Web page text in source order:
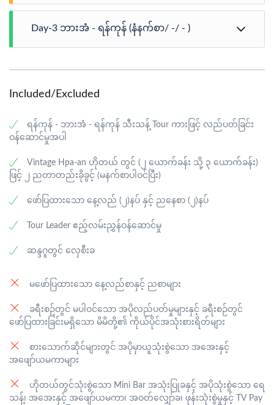
သည့်နောက် နံနက် (၀၇:၃၀) အချိန်တွင် ဒုတိယမြောက်နေ့
OWAY မှ စီစဉ်ထားသော ဒေသစားသောက်ဆိုင်တွင် အရသာ
ကို လှပသော နေဝင်ချိန်ဖြင့် ပျော်ရွှင်စွာ ကုန်ဆုံးပြီး
နောက်တွင် ဟိုတယ်သို့ပြန်ကာအေးချမ်းစွာ အိပ်စက်အနားယူ
ပါမည်။
၇။ နောင်ခရိုင်ဂူ
ဒုတိယနေ့ခရီးစဉ်ကို နောင်ခရိုင်ဂူဖြင့် စတင်ပါမည်။ နောင်
ခရိုင်ဂူ ကို မနက်ပိုင်းသွားလည်ခြင်းဖြင့် လူလည်းရှင်းပြီး ရေ
လည်းကြည်နေလို့ ဓါတ်ဖမ်းဖို့ ကောင်းဆုံးအချိန်ဖြစ်ပါသည်။
ဂူထဲတွင် ယခုလို မိုးတွင်းဆိုရင် ရေတွေပြည့်ပြီး အရမ်းလှလို့
နေပြီး ဘားအံကတော့ မိုးများလေပိုလှလာလေဖြစ်ပါသည်။
၈။ လုံမ္မနီဥယျာဉ် (ဇွဲကပင်တောင်ခြေ)
ဇွဲကပင်တောင်ခြေရှိ လုံမ္မနီဥယျာဉ်တွင် ဘုရားဖူး ဓါတ်ပုံရိုက်
နိုင်ပါသေးသည်။
၉။ ထွန့်ပတိုင်ရေကန်
Day-3 ဘားအံ - ရန်ကုန် (နံနက်စာ/ -/ - )
ပြုလုပ်ပြီး နံနက် ၁၀:၀၀ အချိန်တွင် ဟိုတယ်မှ စတင် ထွက်
နှင့် ရွှေယျဉ်မျှော်ဘုရား တို့ကို လည်ပတ်ပြီး ရန်ကုန်သို့ခရီး
(ဒေသစားသောက်ဆိုင်တွင်မိမိအစီစဉ်ဖြင့်) သုံးဆောင်ကြပါ
မည်။ အိမ််အပြန်လက်ဆောင် ဒေသထွက်အသီးနှံများဝယ်ယူ
၀၇:၀၀ ဝန်းကျင်ခန့်တွင် ရန်ကုန်သို့ပြန်လည်ရောက်ရှိပြီး
ပျော်ရွှင်ဖွယ် ဘားအံ ခရီးစဉ်လေးအောင်မြင်စွာပြီးဆုံးပြီ ဖြစ်
၁၇။ ဘုရင့်ညီဂူ
ရှေ့နှစ်ပေါင်း ၉၀၀ ခန့်လောက်တွင် ဘုရင်ကြီး တရား
အမည်တွင်ရာမှ ကာလကြာညောင်းသောအခါ ဘုရင့်ညီဂူ ဟု
အမည်တွင်သည်။ ဘုရင့်ညီဂူသည် တောင်ကုန်းပေါ်တွင်
တည်ရှိပြီး အုတ်လှေကားများဖြင့် အပေါ်သို့ တက်ရောက်ကြ
ပါမည်။ တောင်စောင်းတစ်လျှောက်တွင် နှစ်ကျိပ်ရှစ်ဆူ
ဘုရားများနှင့် ဂူအတွင်းတွင် ရှေးဟောင်းဘုရားများကို
ဖူးမြော်ပါမည်။ ဂူသည် ၁ ဖာလုံခန့် ရှည်လျားပါသည်။ ဘုရင့်
ညီဂူအခြေတွင် သဘာဝအလျှောက် ဖြစ်ပေါ်နေသော ရေပူ၊
ရေအေးစိမ့်စမ်းအိုင်လည်း ရှိပါသည်။ ဂူထဲတွင် ဂဝံကျောက်
အုတ်၊ ရှေးခေတ်ဟောင်း လက်လုပ်မြေအုတ်တို့ဖြင့် ထွင်းထု
ထားသော ဘုရားများစွာကိုလည်း ဖူးမျှော်ကြပါမည်။
Included/Excluded
ရန်ကုန် - ဘားအံ - ရန်ကုန် သီးသန့် Tour ကားဖြင့် လည်ပတ်ခြင်း
ဝန်ဆောင်မှုအပါ
Vintage Hpa-an ဟိုတယ် တွင် (၂ ယောက်ခန်း သို့ ၃ ယောက်ခန်း)
ဖြင့် ၂ ညတာတည်းခိုခွင့် (မနက်စာပါဝင်ပြီး)
ဖော်ပြထားသော နေ့လည် (၂)နပ် နှင့် ညနေစာ (၂)နပ်
Tour Leader ဧည့်လမ်းညွှန်ဝန်ဆောင်မှု
ဆန္ဒဂူတွင် လှေစီးခ
မဖော်ပြထားသော နေ့လည်စာနှင့် ညစာများ
ခရီးစဥ်တွင် မပါဝင်သော အပိုလည်ပတ်မှုများနှင့် ခရီးစဉ်တွင်
ဖော်ပြထားခြင်းမရှိသော မိမိတို့၏ ကိုယ်ပိုင်အသုံးစားရိတ်များ
စားသောက်ဆိုင်များတွင် အပိုမှာယူသုံးစွဲသော အအေးနှင့်
အဖျော်ယမကာများ
ဟိုတယ်တွင်သုံးစွဲ‌သော Mini Bar အသုံးပြုခနှင့် အပိုသုံးစွဲသော ရေ
သန့်၊ အအေးနှင့် အဖျော်ယမကာ၊ အဝတ်လျှော်ခ၊ ဖုန်းသုံးစွဲမှုနှင့် TV Pay